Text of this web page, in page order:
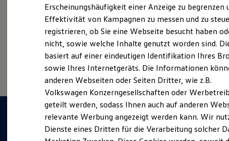
Ladezeitensimulator
Batterie
Sicherheit
Garantie und Lebensdauer
Nachhaltigkeit
Technologie
Kosten und Kauf
Verbrauchskosten
Kaufoptionen
E-Auto-Förderung
Software und Konnektivität
Die ID. Software 6
ID. Software Versionen und Updates
Digitale Extras
Schnittstellen zu Ihrem ID.
Serviceanfrage stellen
Erscheinungshäufigkeit einer Anzeige zu begrenzen
Effektivität von Kampagnen zu messen und zu
registrieren, ob Sie eine Webseite besucht haben
nicht, sowie welche Inhalte genutzt worden sind.
basiert auf einer eindeutigen Identifikation Ihres
sowie Ihres Internetgeräts. Die Informationen
anderen Webseiten oder Seiten Dritter, wie z.B.
Volkswagen Konzerngesellschaften oder
geteilt werden, sodass Ihnen auch auf anderen
relevante Werbung angezeigt werden kann. Wir
Dienste eines Dritten für die Verarbeitung solcher